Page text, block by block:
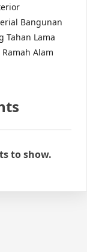
Bangunan
Tahan Lama
Alam
to show.